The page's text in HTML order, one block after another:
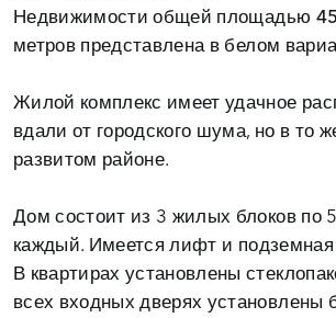
Недвижимости общей площадью
метров представлена в белом
Жилой комплекс имеет удачное
вдали от городского шума, но в то
развитом районе.
Дом состоит из 3 жилых блоков по
каждый. Имеетсялифт и подземная
В квартирах установлены
всех входных дверях установлены